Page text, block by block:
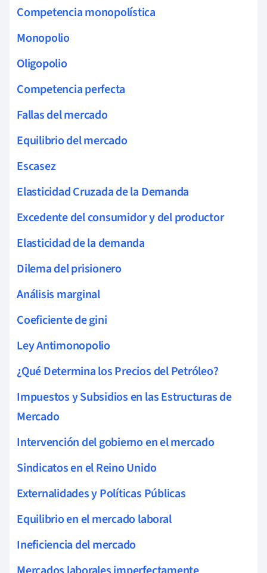
Competencia monopolística
Monopolio
Oligopolio
Competencia perfecta
Fallas del mercado
Equilibrio del mercado
Escasez
Elasticidad Cruzada de la Demanda
Excedente del consumidor y del productor
Elasticidad de la demanda
Dilema del prisionero
Análisis marginal
Coeficiente de gini
Ley Antimonopolio
¿Qué Determina los Precios del Petróleo?
Impuestos y Subsidios en las Estructuras de
Mercado
Intervención del gobierno en el mercado
Sindicatos en el Reino Unido
Externalidades y Políticas Públicas
Equilibrio en el mercado laboral
Ineficiencia del mercado